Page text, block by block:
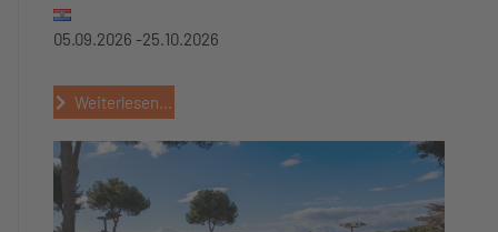
05.09.2026 -25.10.2026
Weiterlesen...